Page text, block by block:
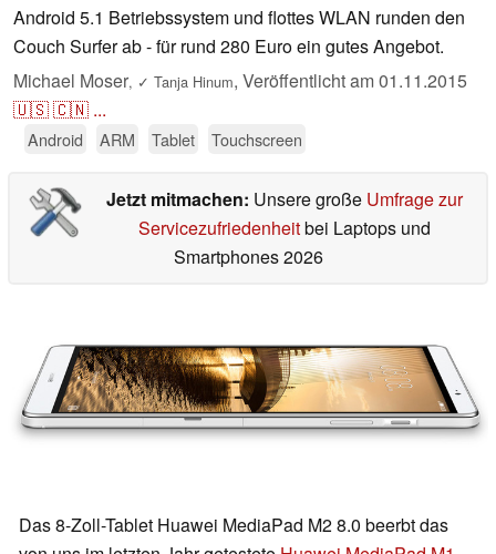
Android 5.1 Betriebssystem und flottes WLAN runden den
Couch Surfer ab - für rund 280 Euro ein gutes Angebot.
Michael Moser, ✓ Tanja Hinum, Veröffentlicht am01.11.2015
🇺🇸🇨🇳 ...
Android ARM Tablet Touchscreen
Jetzt mitmachen: Unsere große Umfrage zur
Servicezufriedenheitbei Laptops und
Smartphones 2026
Das 8-Zoll-Tablet Huawei MediaPad M2 8.0 beerbt das